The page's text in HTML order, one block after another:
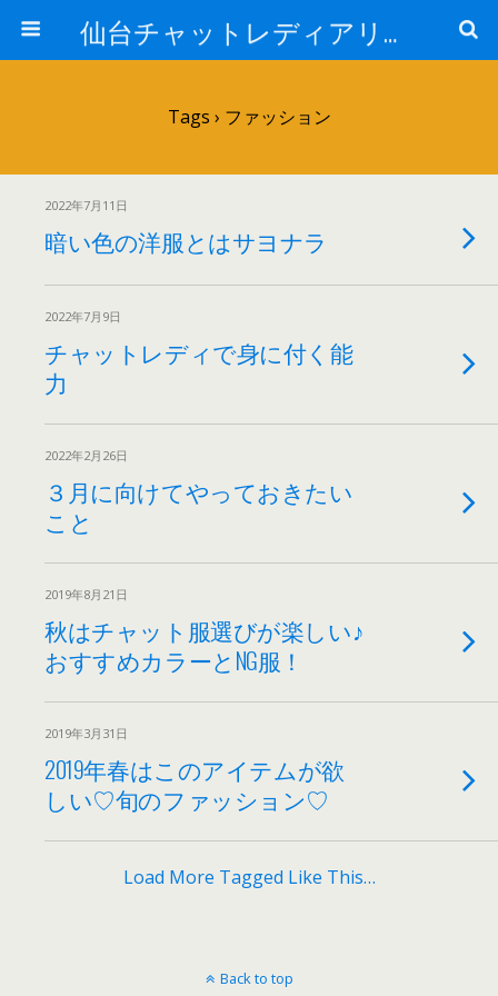
仙台チャットレディアリュール
Tags › ファッション
2022年7月11日
暗い色の洋服とはサヨナラ
2022年7月9日
チャットレディで身に付く能
力
2022年2月26日
３月に向けてやっておきたい
こと
2019年8月21日
秋はチャット服選びが楽しい♪
おすすめカラーとNG服！
2019年3月31日
2019年春はこのアイテムが欲
しい♡旬のファッション♡
Load More Tagged Like This…
Back to top